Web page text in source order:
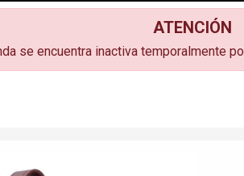
ATENCIÓN
se encuentra inactiva temporalmente